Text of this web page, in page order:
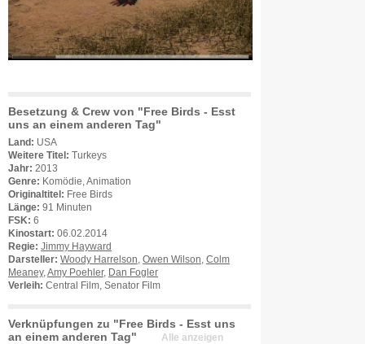
Besetzung & Crew von "Free Birds - Esst
uns an einem anderen Tag"
Land: USA
Weitere Titel: Turkeys
Jahr: 2013
Genre: Komödie, Animation
Originaltitel: Free Birds
Länge: 91 Minuten
FSK: 6
Kinostart: 06.02.2014
Regie: Jimmy Hayward
Darsteller: Woody Harrelson Owen Wilson Colm
Meaney, Amy Poehler, Dan Fogler
Verleih: Central Film, Senator Film
Verknüpfungen zu "Free Birds - Esst uns
an einem anderen Tag"
Alle anzeigen